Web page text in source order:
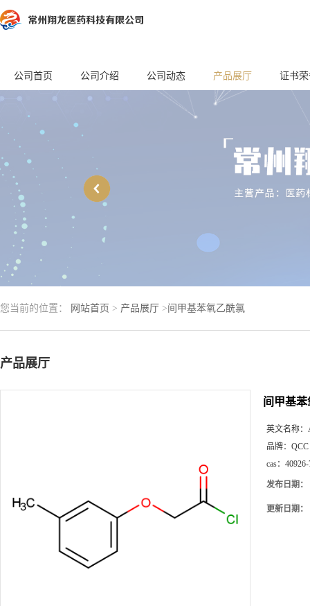
公司首页 公司介绍 公司动态 产品展厅 证书
您当前的位置： 网站首页 > 产品展厅 >间甲基苯氧乙酰氯
产品展厅
间甲基
英文名称：
品牌： QCC
cas：
发布日期：
更新日期：